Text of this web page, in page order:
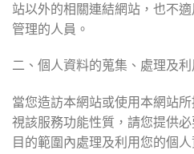
站以外的相關連結網站，也不
管理的人員。
二、個人資料的蒐集、處理及
當您造訪本網站或使用本網站
視該服務功能性質，請您提供
目的範圍內處理及利用您的個